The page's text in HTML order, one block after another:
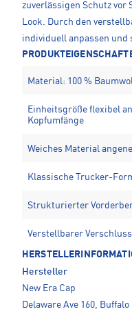
zuverlässigen Schutz vor
Look. Durch den
individuell anpassen und
Material: 100 %
Einheitsgröße flexibel
Kopfumfänge
Weiches Material
Klassische Trucker-
Strukturierter
Verstellbarer
Hersteller
New Era Cap
Delaware Ave 160, Buffalo